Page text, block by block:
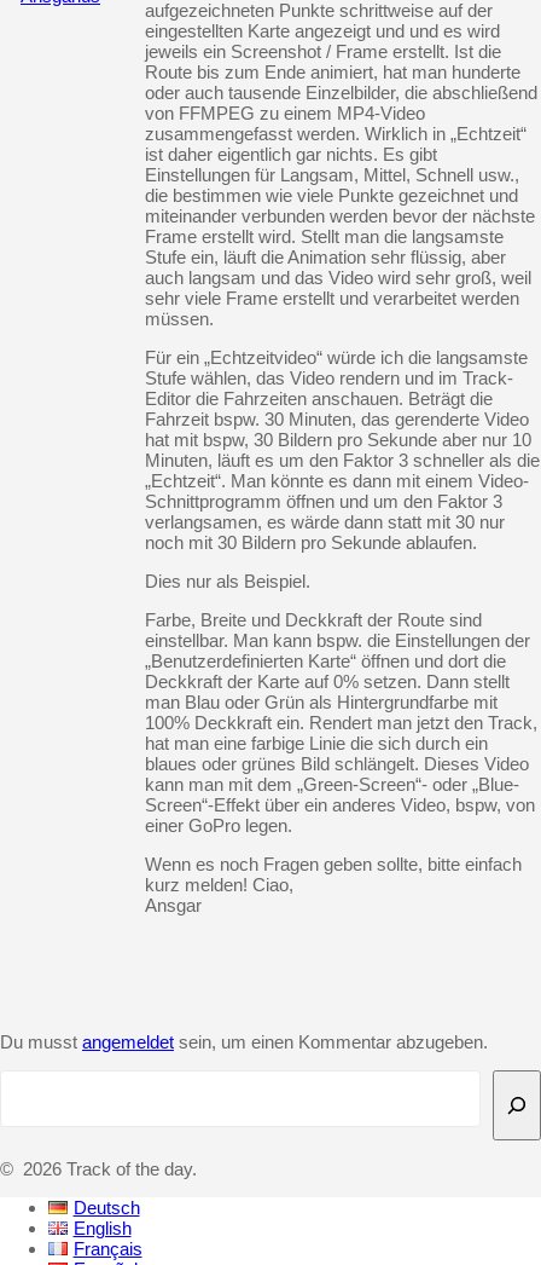
aufgezeichneten Punkte schrittweise auf der
eingestellten Karte angezeigt und und es wird
jeweils ein Screenshot / Frame erstellt. Ist die
Route bis zum Ende animiert, hat man hunderte
oder auch tausende Einzelbilder, die abschließend
von FFMPEG zu einem MP4-Video
zusammengefasst werden. Wirklich in „Echtzeit“
ist daher eigentlich gar nichts. Es gibt
Einstellungen für Langsam, Mittel, Schnell usw.,
die bestimmen wie viele Punkte gezeichnet und
miteinander verbunden werden bevor der nächste
Frame erstellt wird. Stellt man die langsamste
Stufe ein, läuft die Animation sehr flüssig, aber
auch langsam und das Video wird sehr groß, weil
sehr viele Frame erstellt und verarbeitet werden
müssen.
Für ein „Echtzeitvideo“ würde ich die langsamste
Stufe wählen, das Video rendern und im Track-
Editor die Fahrzeiten anschauen. Beträgt die
Fahrzeit bspw. 30 Minuten, das gerenderte Video
hat mit bspw, 30 Bildern pro Sekunde aber nur 10
Minuten, läuft es um den Faktor 3 schneller als die
„Echtzeit“. Man könnte es dann mit einem Video-
Schnittprogramm öffnen und um den Faktor 3
verlangsamen, es wärde dann statt mit 30 nur
noch mit 30 Bildern pro Sekunde ablaufen.
Dies nur als Beispiel.
Farbe, Breite und Deckkraft der Route sind
einstellbar. Man kann bspw. die Einstellungen der
„Benutzerdefinierten Karte“ öffnen und dort die
Deckkraft der Karte auf 0% setzen. Dann stellt
man Blau oder Grün als Hintergrundfarbe mit
100% Deckkraft ein. Rendert man jetzt den Track,
hat man eine farbige Linie die sich durch ein
blaues oder grünes Bild schlängelt. Dieses Video
kann man mit dem „Green-Screen“- oder „Blue-
Screen“-Effekt über ein anderes Video, bspw, von
einer GoPro legen.
Wenn es noch Fragen geben sollte, bitte einfach
kurz melden! Ciao,
Ansgar
Du musst angemeldet sein, um einen Kommentar abzugeben.
© 2026 Track of the day.
Deutsch
English
Français